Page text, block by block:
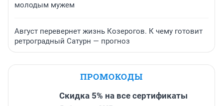
молодым мужем
Август перевернет жизнь Козерогов. К чему готовит
ретроградный Сатурн — прогноз
ПРОМОКОДЫ
Скидка 5% на все сертификаты